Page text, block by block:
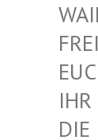
IKI
CH
R
E MI